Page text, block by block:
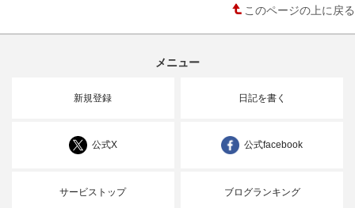
このページの上に戻る
メニュー
新規登録 日記を書く
公式X 公式facebook
サービストップ ブログランキング